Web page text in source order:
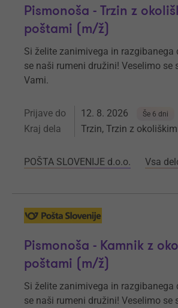
Pismonoša - Trzin z
poštami (m/ž)
Si želite zanimivega in razgibanega
se naši rumeni družini! Veselimo se
Vami.
Prijave do 12. 8. 2026 Še 6 dni
Kraj dela Trzin, Trzin z
POŠTA SLOVENIJE d.o.o. Vsa
Pismonoša - Kamnik z
poštami (m/ž)
Si želite zanimivega in razgibanega
se naši rumeni družini! Veselimo se